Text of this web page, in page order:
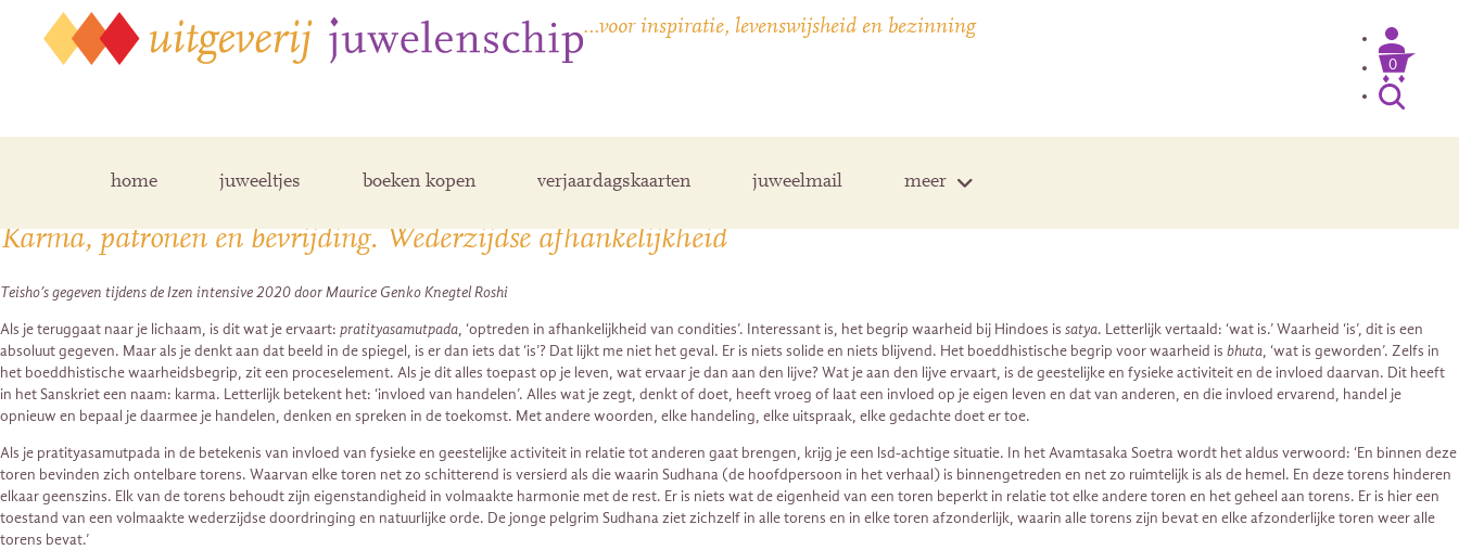
…voor inspiratie, levenswijsheid en bezinning
0
home juweeltjes boeken kopen verjaardagskaarten juweelmail meer
Posts Tagged ‘Sudhana’
Karma, patronen en bevrijding. Wederzijdse afhankelijkheid
Teisho’s gegeven tijdens de Izen intensive 2020 door Maurice Genko Knegtel Roshi
Als je teruggaat naar je lichaam, is dit wat je ervaart: pratityasamutpada, ‘optreden in afhankelijkheid van condities’. Interessant is, het begrip waarheid bij Hindoes is satya. Letterlijk vertaald: ‘wat is.’ Waarheid ‘is’, dit is een
absoluut gegeven. Maar als je denkt aan dat beeld in de spiegel, is er dan iets dat ‘is’? Dat lijkt me niet het geval. Er is niets solide en niets blijvend. Het boeddhistische begrip voor waarheid is bhuta, ‘wat is geworden’. Zelfs in
het boeddhistische waarheidsbegrip, zit een proceselement. Als je dit alles toepast op je leven, wat ervaar je dan aan den lijve? Wat je aan den lijve ervaart, is de geestelijke en fysieke activiteit en de invloed daarvan. Dit heeft
in het Sanskriet een naam: karma. Letterlijk betekent het: ‘invloed van handelen’. Alles wat je zegt, denkt of doet, heeft vroeg of laat een invloed op je eigen leven en dat van anderen, en die invloed ervarend, handel je
opnieuw en bepaal je daarmee je handelen, denken en spreken in de toekomst. Met andere woorden, elke handeling, elke uitspraak, elke gedachte doet er toe.
Als je pratityasamutpada in de betekenis van invloed van fysieke en geestelijke activiteit in relatie tot anderen gaat brengen, krijg je een lsd-achtige situatie. In het Avamtasaka Soetra wordt het aldus verwoord: ‘En binnen deze
toren bevinden zich ontelbare torens. Waarvan elke toren net zo schitterend is versierd als die waarin Sudhana (de hoofdpersoon in het verhaal) is binnengetreden en net zo ruimtelijk is als de hemel. En deze torens hinderen
elkaar geenszins. Elk van de torens behoudt zijn eigenstandigheid in volmaakte harmonie met de rest. Er is niets wat de eigenheid van een toren beperkt in relatie tot elke andere toren en het geheel aan torens. Er is hier een
toestand van een volmaakte wederzijdse doordringing en natuurlijke orde. De jonge pelgrim Sudhana ziet zichzelf in alle torens en in elke toren afzonderlijk, waarin alle torens zijn bevat en elke afzonderlijke toren weer alle
torens bevat.’